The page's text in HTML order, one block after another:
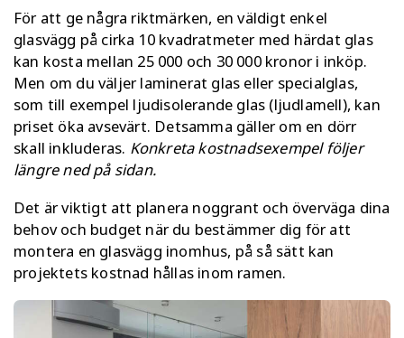
För att ge några riktmärken, en väldigt enkel
glasvägg på cirka 10 kvadratmeter med härdat glas
kan kosta mellan 25 000 och 30 000 kronor i inköp.
Men om du väljer laminerat glas eller specialglas,
som till exempel ljudisolerande glas (ljudlamell), kan
priset öka avsevärt. Detsamma gäller om en dörr
skall inkluderas. Konkreta kostnadsexempel följer
längre ned på sidan.
Det är viktigt att planera noggrant och överväga dina
behov och budget när du bestämmer dig för att
montera en glasvägg inomhus, på så sätt kan
projektets kostnad hållas inom ramen.